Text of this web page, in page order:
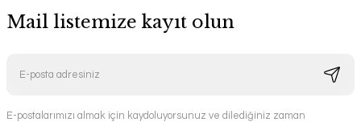
Mail listemize kayıt olun
E-postalarımızı almak için kaydoluyorsunuz ve dilediğiniz zaman